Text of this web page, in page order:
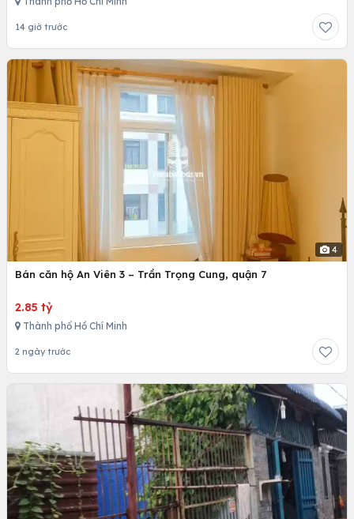
14 giờ trước
4
Bán căn hộ An Viên 3 – Trần Trọng Cung, quận 7
2.85 tỷ
Thành phố Hồ Chí Minh
2 ngày trước